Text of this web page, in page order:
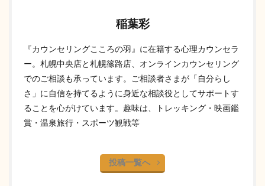
稲葉彩
『カウンセリングこころの羽』に在籍する心理カウンセラ
ー。札幌中央店と札幌篠路店、オンラインカウンセリング
でのご相談も承っています。ご相談者さまが「自分らし
さ」に自信を持てるように身近な相談役としてサポートす
ることを心がけています。趣味は、トレッキング・映画鑑
賞・温泉旅行・スポーツ観戦等
投稿一覧へ